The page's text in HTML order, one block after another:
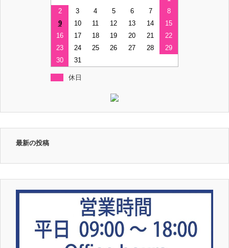
2
3 4 5 6 7
8
9
10 11 12 13 14
15
16
17 18 19 20 21
22
23
24 25 26 27 28
29
30
31
休日
最新の投稿